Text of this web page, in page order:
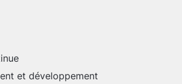
et développement